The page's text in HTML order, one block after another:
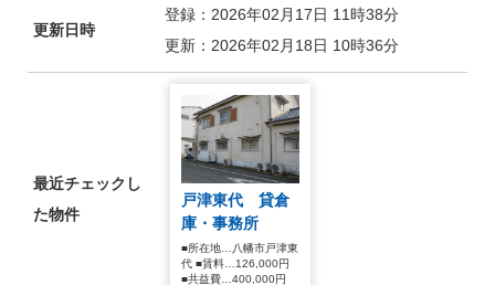
更新日時
登録：2026年02月17日 11時38分
更新：2026年02月18日 10時36分
最近チェックし
た物件
戸津東代 貸倉
庫・事務所
■所在地…八幡市戸津東
代 ■賃料…126,000円
■共益費…400,000円